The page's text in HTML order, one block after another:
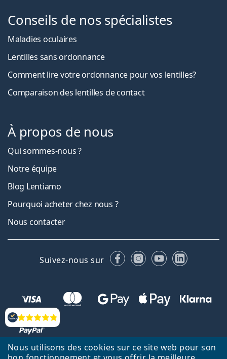
Nous utilisons des cookies sur ce site web pour son
Évaluation
Conseils de nos spécialistes
Maladies oculaires
Lentilles sans ordonnance
Comment lire votre ordonnance pour vos lentilles?
Comparaison des lentilles de contact
À propos de nous
Qui sommes-nous ?
Notre équipe
Blog Lentiamo
Pourquoi acheter chez nous ?
Nous contacter
Suivez-nous sur FacebookInstagram
YouTubeLinkedIn